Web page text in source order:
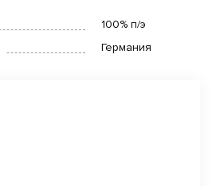
100% п/э
Германия